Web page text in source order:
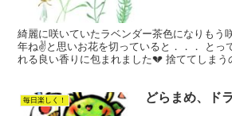
綺麗に咲いていたラベンダー茶色になりもう
年ね✌と思いお花を切っていると．．． とっ
れる良い香りに包まれました💔 捨ててしまう
毎日楽しく！ どらまめ、ド